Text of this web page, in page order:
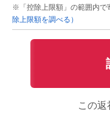
※「控除上限額」の範囲内で
除上限額を調べる）
この返